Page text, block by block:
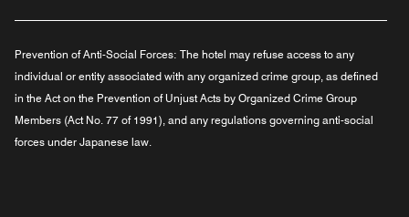
Prevention of Anti-Social Forces: The hotel may refuse access to any
individual or entity associated with any organized crime group, as defined
in the Act on the Prevention of Unjust Acts by Organized Crime Group
Members (Act No. 77 of 1991), and any regulations governing anti-social
forces under Japanese law.